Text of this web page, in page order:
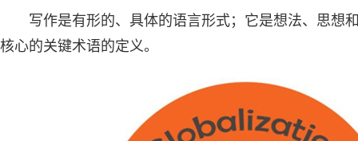
写作是有形的、具体的语言形式；它是想法、思想
核心的关键术语的定义。